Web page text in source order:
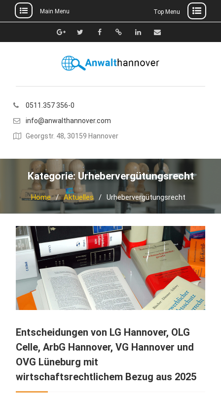
to
Main Menu Top Menu
Google+TwitterFacebook
Xing Linkedin
E-
0511.357 356-0
info@anwalthannover.com
Georgstr. 48, 30159 Hannover
Kategorie: Urhebervergütungsrecht
Home Aktuelles Urhebervergütungsrecht
Entscheidungen von LG Hannover, OLG
Celle, ArbG Hannover, VG Hannover und
OVG Lüneburg mit
wirtschaftsrechtlichem Bezug aus 2025